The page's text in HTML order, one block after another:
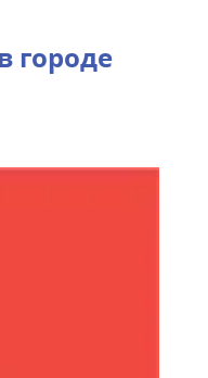
городе